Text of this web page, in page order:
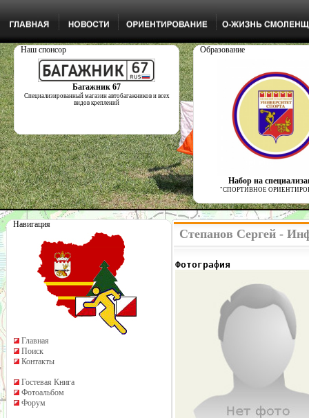
Наш спонсор
Багажник 67
Специализированный магазин автобагажников и всех
видов креплений
Образование
Набор на
"СПОРТИВНОЕ
Навигация
Главная
Поиск
Контакты
Гостевая Книга
Фотоальбом
Форум
Степанов Сергей -
Фотография